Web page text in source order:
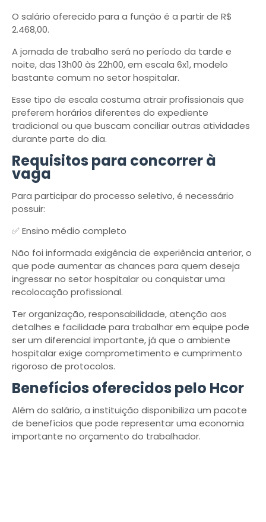
O salário oferecido para a função é a partir de R$
2.468,00.
A jornada de trabalho será no período da tarde e
noite, das 13h00 às 22h00, em escala 6x1, modelo
bastante comum no setor hospitalar.
Esse tipo de escala costuma atrair profissionais que
preferem horários diferentes do expediente
tradicional ou que buscam conciliar outras atividades
durante parte do dia.
Requisitos para concorrer à
vaga
Para participar do processo seletivo, é necessário
possuir:
✅ Ensino médio completo
Não foi informada exigência de experiência anterior, o
que pode aumentar as chances para quem deseja
ingressar no setor hospitalar ou conquistar uma
recolocação profissional.
Ter organização, responsabilidade, atenção aos
detalhes e facilidade para trabalhar em equipe pode
ser um diferencial importante, já que o ambiente
hospitalar exige comprometimento e cumprimento
rigoroso de protocolos.
Benefícios oferecidos pelo Hcor
Além do salário, a instituição disponibiliza um pacote
de benefícios que pode representar uma economia
importante no orçamento do trabalhador.